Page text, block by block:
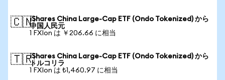
🇨🇳iShares China Large-Cap ETF (Ondo Tokenized) から
中国人民元
1 FXIon は ￥206.66 に相当
🇹🇷iShares China Large-Cap ETF (Ondo Tokenized) から
トルコリラ
1 FXIon は ₺1,460.97 に相当